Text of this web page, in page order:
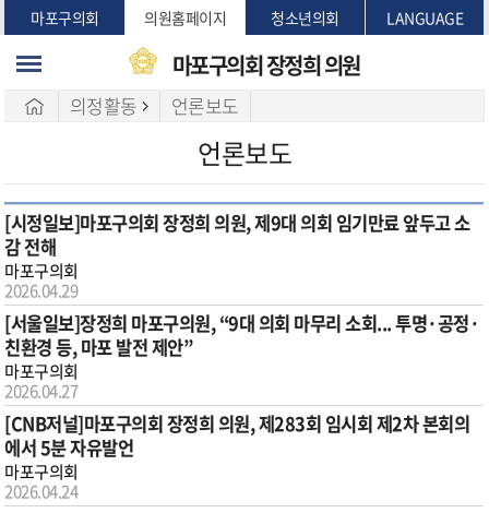
본문바로가기
마포구의회 의원홈페이지 청소년의회 LANGUAGE
마포구의회장정희 의원
의정활동 언론보도
언론보도
[시정일보]마포구의회 장정희 의원, 제9대 의회 임기만료 앞두고 소
감 전해
마포구의회
2026.04.29
[서울일보]장정희 마포구의원, “9대 의회 마무리 소회... 투명·공정·
친환경 등, 마포 발전 제안”
마포구의회
2026.04.27
[CNB저널]마포구의회 장정희 의원, 제283회 임시회 제2차 본회의
에서 5분 자유발언
마포구의회
2026.04.24